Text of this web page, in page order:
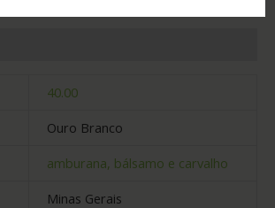
40.00
Ouro Branco
amburana, bálsamo e carvalho
Minas Gerais